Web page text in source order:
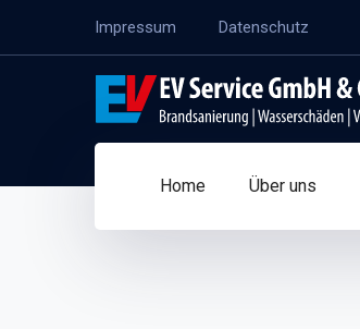
Impressum Datenschutz
Home Über uns